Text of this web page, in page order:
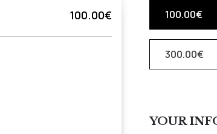
100.00€ 100.00€
300.00€
YOUR